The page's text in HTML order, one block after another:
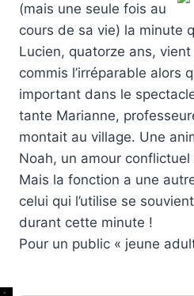
(mais une seule fois au
cours de sa vie) la minute
Lucien, quatorze ans, vient
commis l’irréparable alors
important dans le
tante Marianne,
montait au village. Une
Noah, un amour
Mais la fonction a une
celui qui l’utilise se
durant cette minute !
Pour un public « jeune